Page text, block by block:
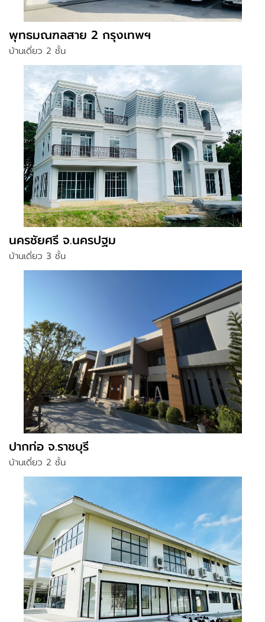
พุทธมณฑลสาย 2 กรุงเทพฯ
บ้านเดี่ยว 2 ชั้น
นครชัยศรี จ.นครปฐม
บ้านเดี่ยว 3 ชั้น
ปากท่อ จ.ราชบุรี
บ้านเดี่ยว 2 ชั้น